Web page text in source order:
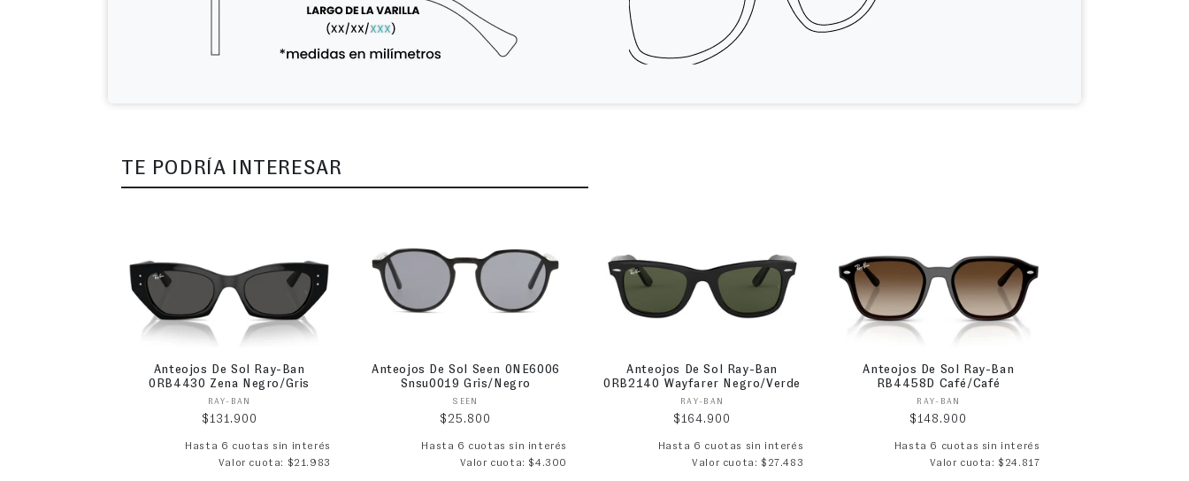
TE PODRÍA INTERESAR
Anteojos De Sol Ray-Ban
0RB4430 Zena Negro/Gris
Proveedor:
RAY-BAN
Precio habitual
$131.900
Hasta 6 cuotas sin interés
Valor cuota: $21.983
Anteojos De Sol Seen 0NE6006
Snsu0019 Gris/Negro
Proveedor:
SEEN
Precio habitual
$25.800
Hasta 6 cuotas sin interés
Valor cuota: $4.300
Anteojos De Sol Ray-Ban
0RB2140 Wayfarer Negro/Verde
Proveedor:
RAY-BAN
Precio habitual
$164.900
Hasta 6 cuotas sin interés
Valor cuota: $27.483
Anteojos De Sol Ray-Ban
RB4458D Café/Café
Proveedor:
RAY-BAN
Precio habitual
$148.900
Hasta 6 cuotas sin interés
Valor cuota: $24.817